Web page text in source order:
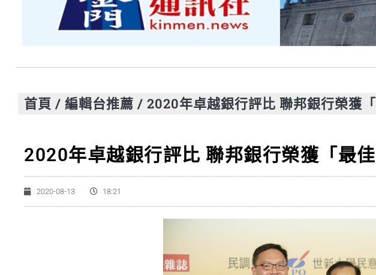
首頁 / 編輯台推薦 / 2020年卓越銀行評比 聯邦銀行榮獲「
2020年卓越銀行評比 聯邦銀行榮獲「最佳
2020-08-13 18:21